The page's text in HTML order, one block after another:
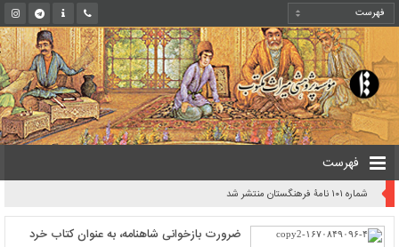
فهرست
شماره ۱۰۱ نامۀ فرهنگستان منتشر شد
ضرورت بازخوانی شاهنامه، به عنوان کتاب خرد